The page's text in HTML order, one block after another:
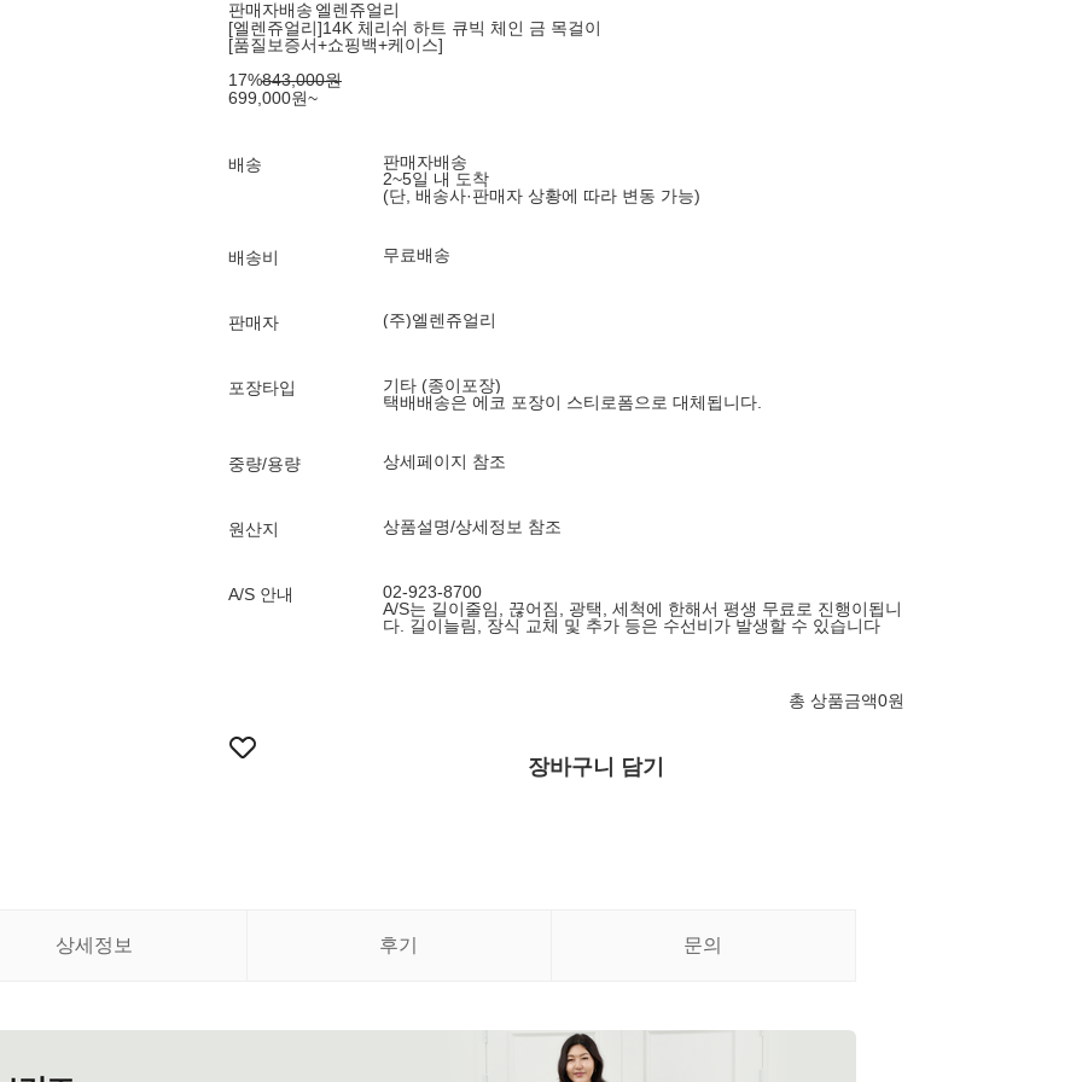
판매자배송 엘렌쥬얼리
[엘렌쥬얼리]14K 체리쉬 하트 큐빅 체인 금 목걸이
[품질보증서+쇼핑백+케이스]
17%843,000원
699,000원~
배송
판매자배송
2~5일 내 도착
(단, 배송사·판매자 상황에 따라 변동 가능)
배송비 무료배송
판매자 (주)엘렌쥬얼리
포장타입
기타 (종이포장)
택배배송은 에코 포장이 스티로폼으로 대체됩니다.
중량/용량 상세페이지 참조
원산지 상품설명/상세정보 참조
A/S 안내
02-923-8700
A/S는 길이줄임, 끊어짐, 광택, 세척에 한해서 평생 무료로 진행이됩니
다. 길이늘림, 장식 교체 및 추가 등은 수선비가 발생할 수 있습니다
총 상품금액0원
장바구니 담기
상세정보 후기 문의